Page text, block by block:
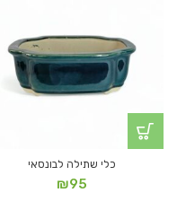
כלי שתילה לבונסאי
₪95